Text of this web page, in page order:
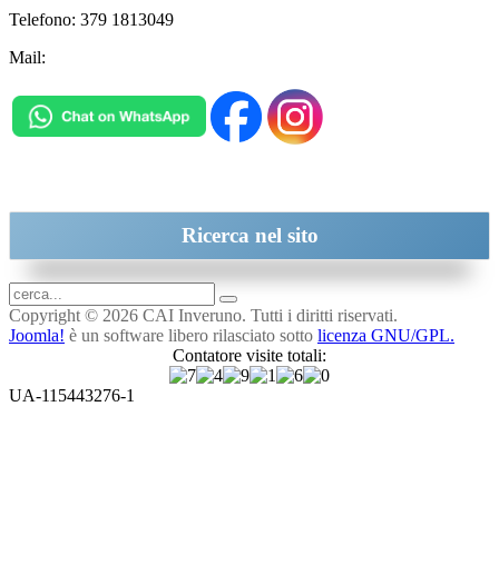
Telefono: 379 1813049
Mail:
Ricerca nel sito
Copyright © 2026 CAI Inveruno. Tutti i diritti riservati.
Joomla! è un software libero rilasciato sotto licenza GNU/GPL.
Contatore visite totali:
UA-115443276-1